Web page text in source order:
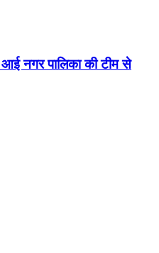
नगर पालिका की टीम से